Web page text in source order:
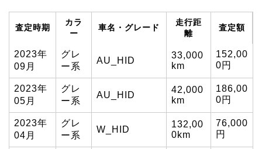
査定時期
カラ
ー
車名・グレード
走行距
離
査定額
2023年
09月
グレ
ー系
AU_HID
33,000
km
152,00
0円
2023年
05月
グレ
ー系
AU_HID
42,000
km
186,00
0円
2023年
04月
グレ
ー系
W_HID
132,00
0km
76,000
円